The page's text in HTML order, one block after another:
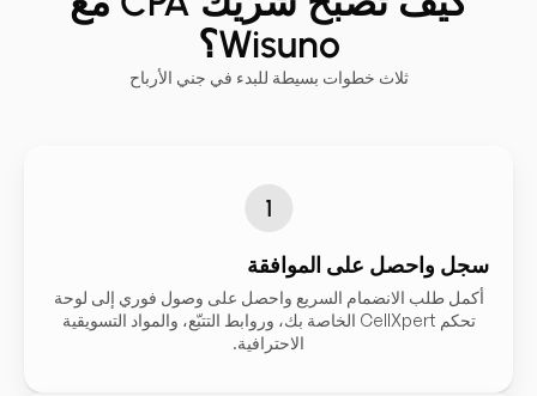
Wisuno؟
ثلاث خطوات بسيطة للبدء في جني الأرباح
سجل واحصل على الموافقة
أكمل طلب الانضمام السريع واحصل على وصول فوري إلى لوحة
تحكم CellXpert الخاصة بك، وروابط التتبّع، والمواد التسويقية
الاحترافية.